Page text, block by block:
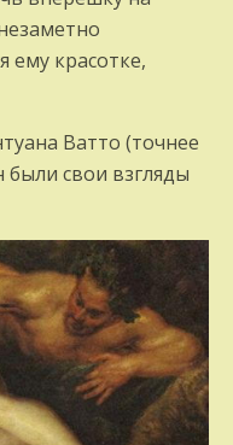
ему красотке,
Ватто (точнее
свои взгляды